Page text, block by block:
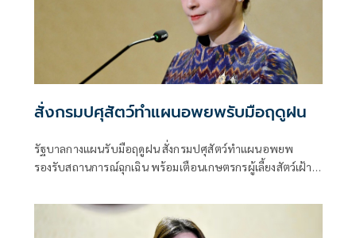
สั่งกรมปศุสัตว์ทำแผนอพยพรับมือฤดูฝน
รัฐบาลกางแผนรับมือฤดูฝน สั่งกรมปศุสัตว์ทำแผนอพยพ
รองรับสถานการณ์ฉุกเฉิน พร้อมเตือนเกษตรกรผู้เลี้ยงสัตว์เฝ้า